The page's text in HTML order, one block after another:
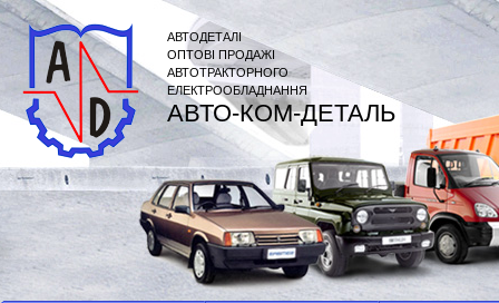
АВТОДЕТАЛІ
ОПТОВІ ПРОДАЖІ
АВТОТРАКТОРНОГО
ЕЛЕКТРООБЛАДНАННЯ
АВТО-КОМ-ДЕТАЛЬ